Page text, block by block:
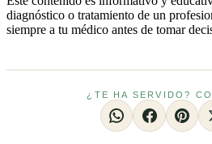
diagnóstico o tratamiento de un
siempre a tu médico antes de tomar
¿TE HA SERVIDO?